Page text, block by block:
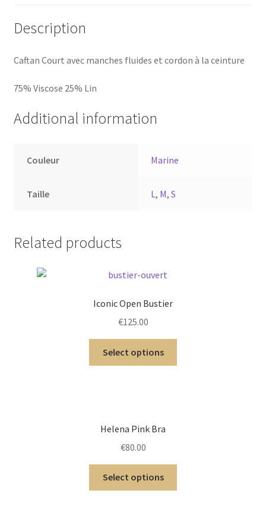
Description
Caftan Court avec manches fluides et cordon à la ceinture
75% Viscose 25% Lin
Additional information
Couleur Marine
Taille L, M,S
Related products
Iconic Open Bustier
€125.00
Select options
Helena Pink Bra
€80.00
Select options